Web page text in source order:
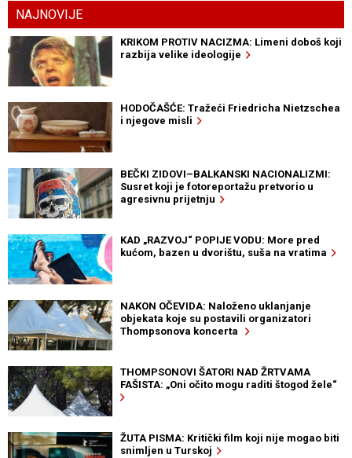
NAJNOVIJE
KRIKOM PROTIV NACIZMA: Limeni doboš koji
razbija velike ideologije
HODOČAŠĆE: Tražeći Friedricha Nietzschea
i njegove misli
BEČKI ZIDOVI–BALKANSKI NACIONALIZMI:
Susret koji je fotoreportažu pretvorio u
agresivnu prijetnju
KAD „RAZVOJ“ POPIJE VODU: More pred
kućom, bazen u dvorištu, suša na vratima
NAKON OČEVIDA: Naloženo uklanjanje
objekata koje su postavili organizatori
Thompsonova koncerta
THOMPSONOVI ŠATORI NAD ŽRTVAMA
FAŠISTA: „Oni očito mogu raditi štogod žele“
ŽUTA PISMA: Kritički film koji nije mogao biti
snimljen u Turskoj